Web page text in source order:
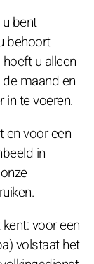
bent
behoort
u alleen
maand en
in te voeren.
en voor een
in
voor een
volstaat het